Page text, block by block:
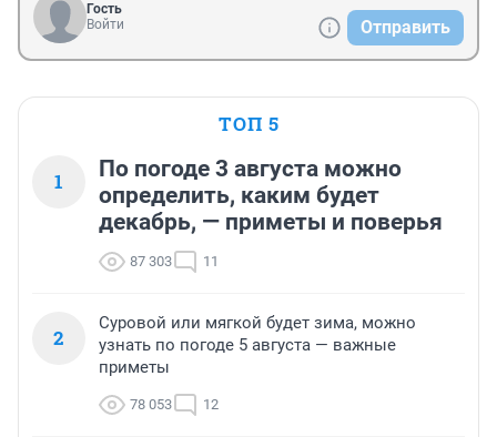
Гость
Войти
Отправить
ТОП 5
1
По погоде 3 августа можно
определить, каким будет
декабрь, — приметы и поверья
87 303 11
2
Суровой или мягкой будет зима, можно
узнать по погоде 5 августа — важные
приметы
78 053 12